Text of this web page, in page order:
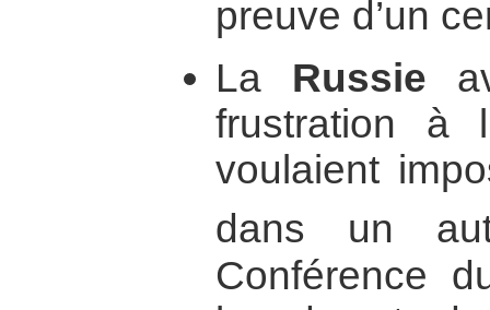
preuve d’un
La Russie
frustration à
voulaient
dans un
Conférence